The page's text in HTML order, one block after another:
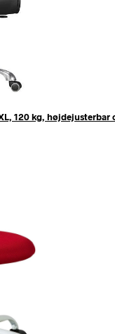
120 kg, højdejusterbar